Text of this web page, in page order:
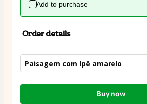
Add to purchase
Order details
Paisagem com Ipê amarelo
Total
Buy now